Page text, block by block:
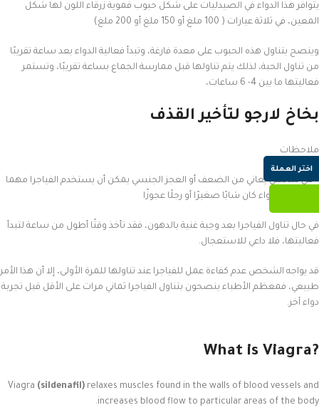
يتوافر هذا الدواء في الصيدليات على شكل حبوب فموية زرقاء اللون لها شكل
المعين، في ثلاثة عيارات ( 100 ملغ أو 150 ملغ أو 200 ملغ)
وينصح بتناول هذه الحبوب على معدة فارغة، وتبدأ فعالية الدواء بعد ساعة تقريبًا
من تناول الحبة، لذلك يتم تناولها قبل ممارسة الجماع بساعة تقريبًا، وتستمر
فعاليتها ما بين 4- 6 ساعات،
بخاخ لارجو لتأخير القذف
ملاحظات
– كل شخص يعاني من الضعف أو العجز الجنسي يمكن أن يستخدم الفياجرا مهما
كان عمره سواء كان شابًا صغيرًا أو رجلًا عجوزًا
في حال تناول الفياجرا بعد وجبة غنية بالدهون، فقد تأخذ وقتًا أطول من ساعة لتبدأ
فعاليتها، فلا داعي للاستعجال.
قد يواجه الشخص عدم كفاءة عمل للفياجرا عند تناولها للمرة الأولى، إلا أن هذا الأمر
طبيعي، فمعظم الأطباء ينصحون بتناول الفياجرا ثماني مرات على الأقل قبل تجربة
دواء آخر.
?What is Viagra
Viagra (sildenafil) relaxes muscles found in the walls of blood vessels and
increases blood flow to particular areas of the body.
اختر العملة